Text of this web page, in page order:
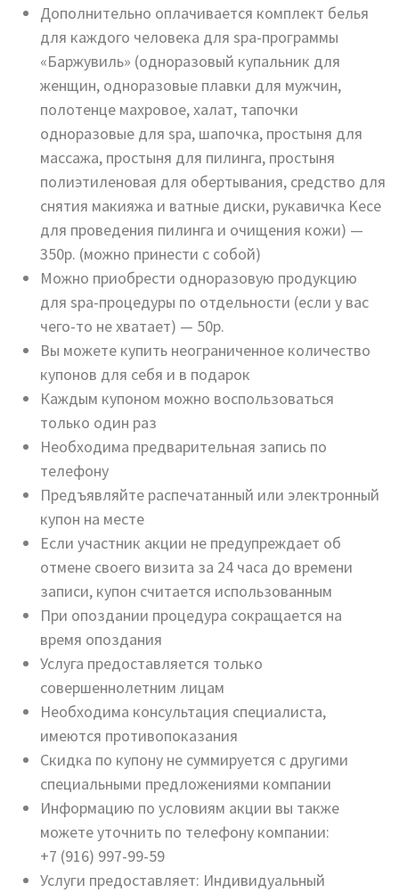
Дополнительно оплачивается комплект белья
для каждого человека для spa-программы
«Баржувиль» (одноразовый купальник для
женщин, одноразовые плавки для мужчин,
полотенце махровое, халат, тапочки
одноразовые для spa, шапочка, простыня для
массажа, простыня для пилинга, простыня
полиэтиленовая для обертывания, средство для
снятия макияжа и ватные диски, рукавичка Kece
для проведения пилинга и очищения кожи) —
350р. (можно принести с собой)
Можно приобрести одноразовую продукцию
для spa-процедуры по отдельности (если у вас
чего-то не хватает) — 50р.
Вы можете купить неограниченное количество
купонов для себя и в подарок
Каждым купоном можно воспользоваться
только один раз
Необходима предварительная запись по
телефону
Предъявляйте распечатанный или электронный
купон на месте
Если участник акции не предупреждает об
отмене своего визита за 24 часа до времени
записи, купон считается использованным
При опоздании процедура сокращается на
время опоздания
Услуга предоставляется только
совершеннолетним лицам
Необходима консультация специалиста,
имеются противопоказания
Скидка по купону не суммируется с другими
специальными предложениями компании
Информацию по условиям акции вы также
можете уточнить по телефону компании:
+7 (916) 997-99-59
Услуги предоставляет: Индивидуальный